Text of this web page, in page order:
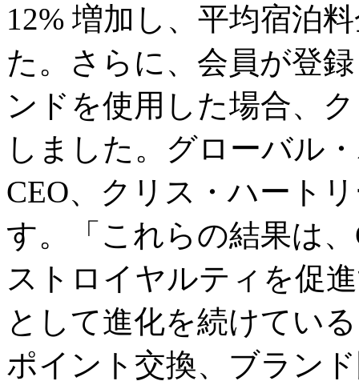
12% 増加し、平均宿泊
た。さらに、会員が登
ンドを使用した場合、
しました。グローバル
CEO、クリス・ハート
す。「これらの結果は
ストロイヤルティを促
として進化を続けてい
ポイント交換、ブラン